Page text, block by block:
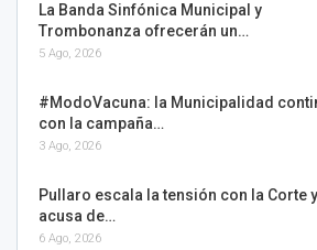
La Banda Sinfónica Municipal y
Trombonanza ofrecerán un…
5 Ago, 2026
#ModoVacuna: la Municipalidad
con la campaña…
3 Ago, 2026
Pullaro escala la tensión con la Corte
acusa de…
6 Ago, 2026